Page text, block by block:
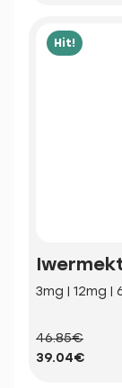
Hit!
3mg | 12mg |
46.85€
39.04€